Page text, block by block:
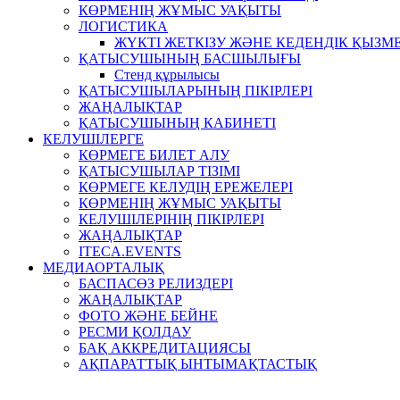
КӨРМЕНІҢ ЖҰМЫС УАҚЫТЫ
ЛОГИСТИКА
ЖҮКТІ ЖЕТКІЗУ ЖӘНЕ КЕДЕНДІК
ҚАТЫСУШЫНЫҢ БАСШЫЛЫҒЫ
Стенд құрылысы
ҚАТЫСУШЫЛАРЫНЫҢ ПІКІРЛЕРІ
ЖАҢАЛЫҚТАР
ҚАТЫСУШЫНЫҢ КАБИНЕТІ
КЕЛУШІЛЕРГЕ
КӨРМЕГЕ БИЛЕТ АЛУ
ҚАТЫСУШЫЛАР ТІЗІМІ
КӨРМЕГЕ КЕЛУДІҢ ЕРЕЖЕЛЕРІ
КӨРМЕНІҢ ЖҰМЫС УАҚЫТЫ
КЕЛУШІЛЕРІНІҢ ПІКІРЛЕРІ
ЖАҢАЛЫҚТАР
ITECA.EVENTS
МЕДИАОРТАЛЫҚ
БАСПАСӨЗ РЕЛИЗДЕРІ
ЖАҢАЛЫҚТАР
ФОТО ЖӘНЕ БЕЙНЕ
РЕСМИ ҚОЛДАУ
БАҚ АККРЕДИТАЦИЯСЫ
АҚПАРАТТЫҚ ЫНТЫМАҚТАСТЫҚ